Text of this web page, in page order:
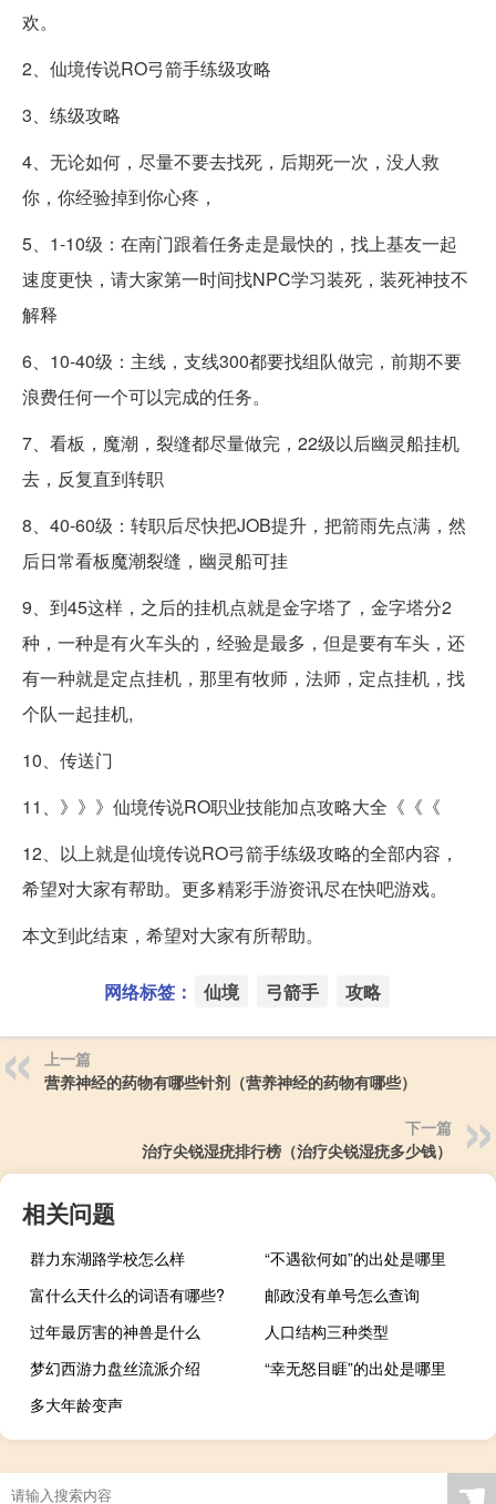
欢。
2、仙境传说RO弓箭手练级攻略
3、练级攻略
4、无论如何，尽量不要去找死，后期死一次，没人救
你，你经验掉到你心疼，
5、1-10级：在南门跟着任务走是最快的，找上基友一起
速度更快，请大家第一时间找NPC学习装死，装死神技不
解释
6、10-40级：主线，支线300都要找组队做完，前期不要
浪费任何一个可以完成的任务。
7、看板，魔潮，裂缝都尽量做完，22级以后幽灵船挂机
去，反复直到转职
8、40-60级：转职后尽快把JOB提升，把箭雨先点满，然
后日常看板魔潮裂缝，幽灵船可挂
9、到45这样，之后的挂机点就是金字塔了，金字塔分2
种，一种是有火车头的，经验是最多，但是要有车头，还
有一种就是定点挂机，那里有牧师，法师，定点挂机，找
个队一起挂机,
10、传送门
11、》》》仙境传说RO职业技能加点攻略大全《《《
12、以上就是仙境传说RO弓箭手练级攻略的全部内容，
希望对大家有帮助。更多精彩手游资讯尽在快吧游戏。
本文到此结束，希望对大家有所帮助。
网络标签： 仙境 弓箭手 攻略
上一篇
营养神经的药物有哪些针剂（营养神经的药物有哪些）
下一篇
治疗尖锐湿疣排行榜（治疗尖锐湿疣多少钱）
相关问题
群力东湖路学校怎么样
“不遇欲何如”的出处是哪里
富什么天什么的词语有哪些?
邮政没有单号怎么查询
过年最厉害的神兽是什么
人口结构三种类型
梦幻西游力盘丝流派介绍
“幸无怒目睚”的出处是哪里
多大年龄变声
☚